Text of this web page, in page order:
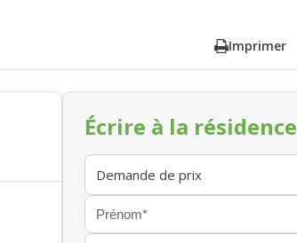
Imprimer
Écrire à la résidence